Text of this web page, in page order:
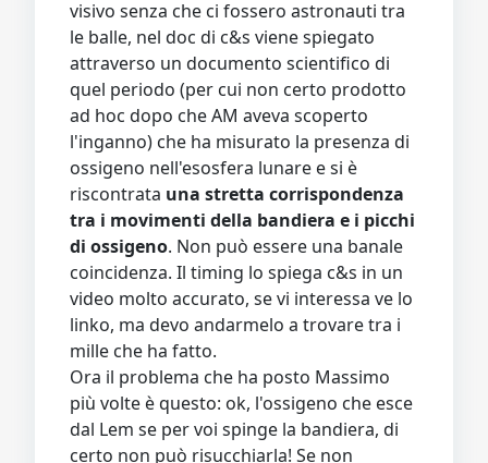
visivo senza che ci fossero astronauti tra
le balle, nel doc di c&s viene spiegato
attraverso un documento scientifico di
quel periodo (per cui non certo prodotto
ad hoc dopo che AM aveva scoperto
l'inganno) che ha misurato la presenza di
ossigeno nell'esosfera lunare e si è
riscontrata una stretta corrispondenza
tra i movimenti della bandiera e i picchi
di ossigeno. Non può essere una banale
coincidenza. Il timing lo spiega c&s in un
video molto accurato, se vi interessa ve lo
linko, ma devo andarmelo a trovare tra i
mille che ha fatto.
Ora il problema che ha posto Massimo
più volte è questo: ok, l'ossigeno che esce
dal Lem se per voi spinge la bandiera, di
certo non può risucchiarla! Se non